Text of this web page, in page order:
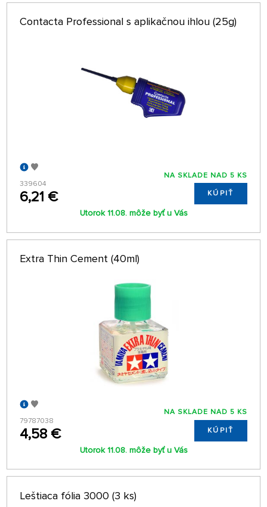
Contacta Professional s aplikačnou ihlou (25g)
339604
6,21 €
NA SKLADE NAD 5 KS
KÚPIŤ
Utorok 11.08. môže byť u Vás
Extra Thin Cement (40ml)
79787038
4,58 €
NA SKLADE NAD 5 KS
KÚPIŤ
Utorok 11.08. môže byť u Vás
Leštiaca fólia 3000 (3 ks)